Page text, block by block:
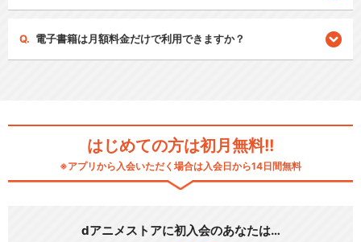
電子書籍は月額料金だけで利用できますか？
はじめての方は初月無料!!
※アプリから入会いただく場合は入会日から14日間無料
dアニメストアに初入会のあなたは…